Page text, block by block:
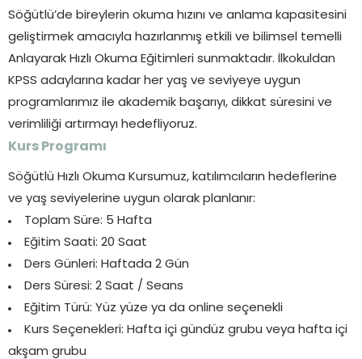
Söğütlü’de bireylerin okuma hızını ve anlama kapasitesini
geliştirmek amacıyla hazırlanmış etkili ve bilimsel temelli
Anlayarak Hızlı Okuma Eğitimleri sunmaktadır. İlkokuldan
KPSS adaylarına kadar her yaş ve seviyeye uygun
programlarımız ile akademik başarıyı, dikkat süresini ve
verimliliği artırmayı hedefliyoruz.
Kurs Programı
Söğütlü Hızlı Okuma Kursumuz, katılımcıların hedeflerine
ve yaş seviyelerine uygun olarak planlanır:
Toplam Süre: 5 Hafta
Eğitim Saati: 20 Saat
Ders Günleri: Haftada 2 Gün
Ders Süresi: 2 Saat / Seans
Eğitim Türü: Yüz yüze ya da online seçenekli
Kurs Seçenekleri: Hafta içi gündüz grubu veya hafta içi
akşam grubu